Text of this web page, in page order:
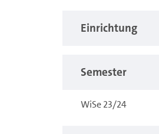
Einrichtung
Semester
WiSe 23/24